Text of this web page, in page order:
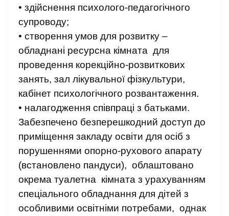
• здійснення психолого-педагогічного
супроводу;
• створення умов для розвитку –
обладнані ресурсна кімната для
проведення корекційно-розвиткових
занять, зал лікувальної фізкультури,
кабінет психологічного розвантаження.
• налагодження співпраці з батьками.
Забезпечено безперешкодний доступ до
приміщення закладу освіти для осіб з
порушеннями опорно-рухового апарату
(встановлено пандуси), облаштовано
окрема туалетна кімната з урахуванням
спеціального обладнання для дітей з
особливими освітніми потребами, однак